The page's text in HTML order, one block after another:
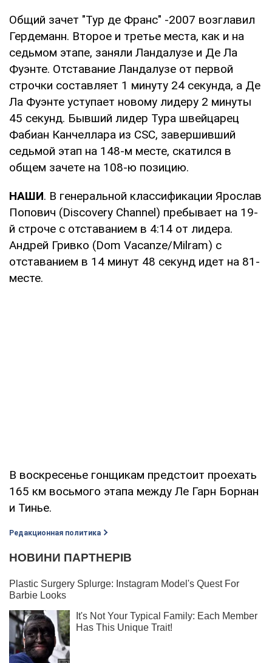
Общий зачет "Тур де Франс" -2007 возглавил
Гердеманн. Второе и третье места, как и на
седьмом этапе, заняли Ландалузе и Де Ла
Фуэнте. Отставание Ландалузе от первой
строчки составляет 1 минуту 24 секунда, а Де
Ла Фуэнте уступает новому лидеру 2 минуты
45 секунд. Бывший лидер Тура швейцарец
Фабиан Канчеллара из CSC, завершивший
седьмой этап на 148-м месте, скатился в
общем зачете на 108-ю позицию.
НАШИ. В генеральной классификации Ярослав
Попович (Discovery Channel) пребывает на 19-
й строче с отставанием в 4:14 от лидера.
Андрей Гривко (Dom Vacanze/Milram) с
отставанием в 14 минут 48 секунд идет на 81-
месте.
В воскресенье гонщикам предстоит проехать
165 км восьмого этапа между Ле Гарн Борнан
и Тинье.
Редакционная политика